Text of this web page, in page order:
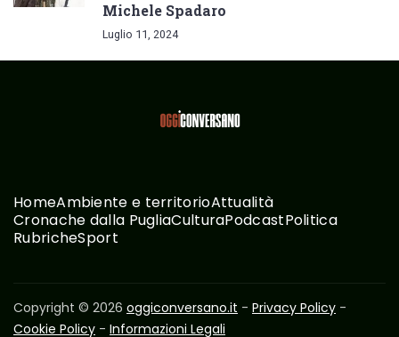
Michele Spadaro
Luglio 11, 2024
HomeAmbiente e territorioAttualità
Cronache dalla PugliaCulturaPodcastPolitica
RubricheSport
Copyright © 2026 oggiconversano.it - Privacy Policy -
Cookie Policy - Informazioni Legali